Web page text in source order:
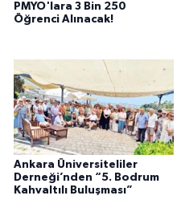
PMYO'lara 3 Bin 250
Öğrenci Alınacak!
Ankara Üniversiteliler
Derneği’nden “5. Bodrum
Kahvaltılı Buluşması”